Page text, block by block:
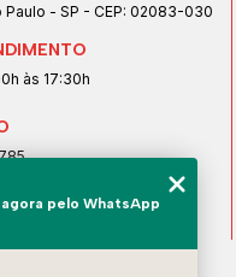
Paulo - SP - CEP: 02083-030
às 17:30h
agora pelo WhatsApp